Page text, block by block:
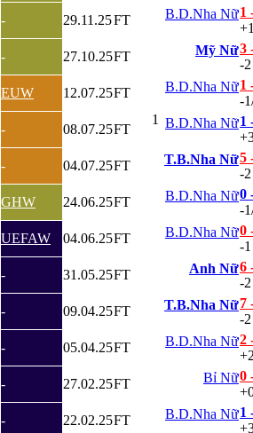
Hungary
Iceland
Israel
Kazakhstan
Kosovo
Latvia
Lithuania
Luxembourg
Malta
Moldova
Montenegro
Phần Lan
Rumany
San Marino
Serbia
Slovakia
Slovenia
Síp
Thổ Nhĩ Kỳ
Thụy Điển
- 29.11.25FT B.D.Nha Nữ1
- 27.10.25FT Mỹ Nữ3
-
EUW 12.07.25FT B.D.Nha Nữ1
-
- 08.07.25FT B.D.Nha Nữ
1
1
- 04.07.25FT T.B.Nha Nữ5
-
GHW 24.06.25FT B.D.Nha Nữ0
-
UEFAW 04.06.25FT B.D.Nha Nữ0
-1
- 31.05.25FT Anh Nữ6
-2
- 09.04.25FT T.B.Nha Nữ7
-
- 05.04.25FT B.D.Nha Nữ2
+2
- 27.02.25FT Bỉ Nữ0
- 22.02.25FT B.D.Nha Nữ1